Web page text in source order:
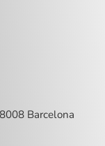
Barcelona